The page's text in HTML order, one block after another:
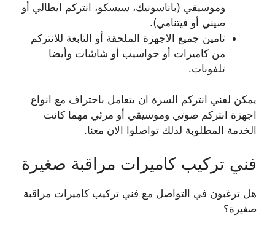
وموسيقي (باناسونيك، سيسكو، انتركم ايطالي أو
صيني أو فيتنامي).
تامين جميع الاجهزة الملحقة أو التابعة للانتركم
من كاميرات أو حواسيب أو شاشات وأيضا
تلفونات.
يمكن لفني انتركم السرة ان يتعامل باحتراف مع انواع
اجهزة انتركم صوتي وموسيقي أو مرئي مهما كانت
الخدمة المطلوبة لذلك تواصلوا الان معنا.
فني تركيب كاميرات مراقبة صغيرة
هل ترغبون في التواصل مع فني تركيب كاميرات مراقبة
صغيرة؟